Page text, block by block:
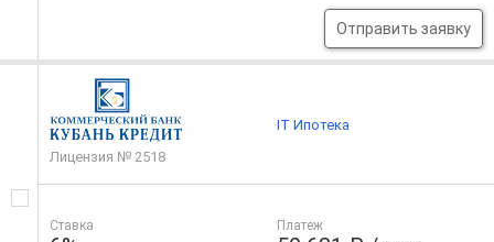
Отправить заявку
Лицензия № 2518
Ставка Платеж
IT Ипотека